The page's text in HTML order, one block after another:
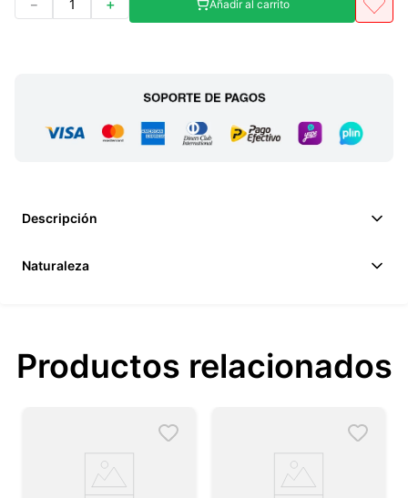
＋
－ Añadir al carrito
Descripción
Naturaleza
Productos relacionados